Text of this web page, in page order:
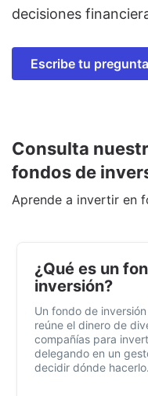
decisiones
Escribe tu pregunta
Consulta
fondos de
Aprende a invertir en
¿Qué es un
inversión?
Un fondo de
reúne el dinero de
compañías para
delegando en un
decidir dónde hacerlo.